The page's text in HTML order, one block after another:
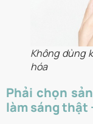
Không dùng
hóa
Phải chọn
làm sáng thật